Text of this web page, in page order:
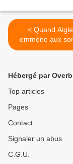
< Quand Aigle vous
emmène aux
Hébergé par
Top articles
Pages
Contact
Signaler un abus
C.G.U.